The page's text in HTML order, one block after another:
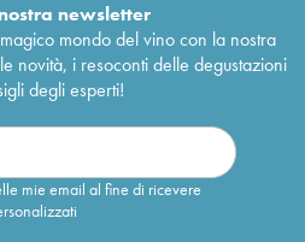
newsletter
mondo del vino con la nostra
novità, i resoconti delle degustazioni
degli esperti!
mie email al fine di ricevere